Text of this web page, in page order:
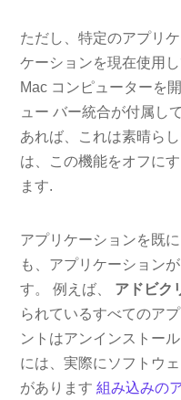
ただし、特定のアプリ
ケーションを現在使用
Mac コンピューターを
ュー バー統合が付属し
あれば、これは素晴ら
は、この機能をオフに
ます.
アプリケーションを既
も、アプリケーション
す。 例えば、 アドビク
られているすべてのア
ントはアンインストー
には、実際にソフトウ
があります組み込みの